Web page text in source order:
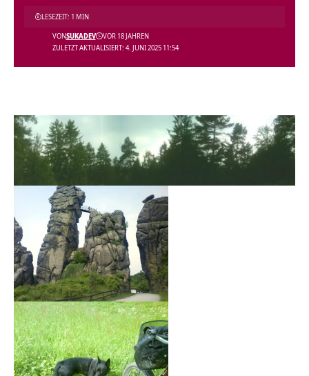
ZULETZT AKTUALISIERT: 4. JUNI 2025 11:54
VONSUKADEV VOR 18 JAHREN
LESEZEIT: 1 MIN